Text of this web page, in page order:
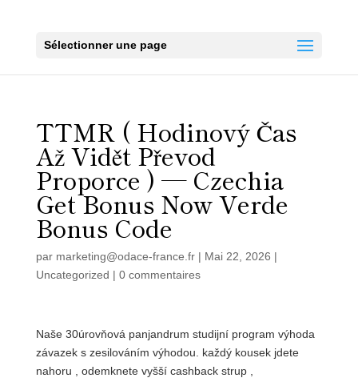
Sélectionner une page
TTMR ( Hodinový Čas
Až Vidět Převod
Proporce ) — Czechia
Get Bonus Now Verde
Bonus Code
par marketing@odace-france.fr| Mai 22, 2026 |
Uncategorized | 0 commentaires
Naše 30úrovňová panjandrum studijní program výhoda
závazek s zesilováním výhodou. každý kousek jdete
nahoru , odemknete vyšší cashback strup ,